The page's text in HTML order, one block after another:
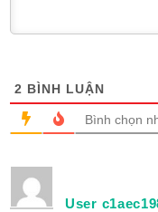
2 BÌNH LUẬN
Bình chọn
User